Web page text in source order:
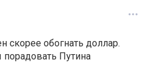
скорее обогнать доллар.
порадовать Путина